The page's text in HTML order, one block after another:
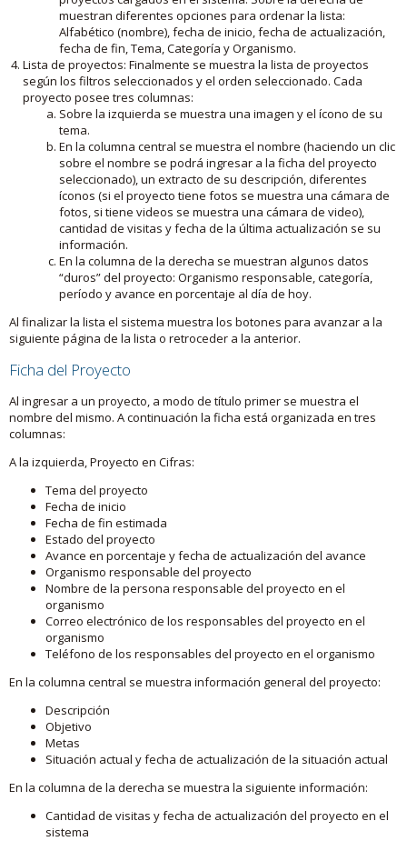
muestran diferentes opciones para ordenar la lista:
Alfabético (nombre), fecha de inicio, fecha de actualización,
fecha de fin, Tema, Categoría y Organismo.
Lista de proyectos: Finalmente se muestra la lista de proyectos
según los filtros seleccionados y el orden seleccionado. Cada
proyecto posee tres columnas:
Sobre la izquierda se muestra una imagen y el ícono de su
tema.
En la columna central se muestra el nombre (haciendo un clic
sobre el nombre se podrá ingresar a la ficha del proyecto
seleccionado), un extracto de su descripción, diferentes
íconos (si el proyecto tiene fotos se muestra una cámara de
fotos, si tiene videos se muestra una cámara de video),
cantidad de visitas y fecha de la última actualización se su
información.
En la columna de la derecha se muestran algunos datos
“duros” del proyecto: Organismo responsable, categoría,
período y avance en porcentaje al día de hoy.
Al finalizar la lista el sistema muestra los botones para avanzar a la
siguiente página de la lista o retroceder a la anterior.
Ficha del Proyecto
Al ingresar a un proyecto, a modo de título primer se muestra el
nombre del mismo. A continuación la ficha está organizada en tres
columnas:
A la izquierda, Proyecto en Cifras:
Tema del proyecto
Fecha de inicio
Fecha de fin estimada
Estado del proyecto
Avance en porcentaje y fecha de actualización del avance
Organismo responsable del proyecto
Nombre de la persona responsable del proyecto en el
organismo
Correo electrónico de los responsables del proyecto en el
organismo
Teléfono de los responsables del proyecto en el organismo
En la columna central se muestra información general del proyecto:
Descripción
Objetivo
Metas
Situación actual y fecha de actualización de la situación actual
En la columna de la derecha se muestra la siguiente información:
Cantidad de visitas y fecha de actualización del proyecto en el
sistema